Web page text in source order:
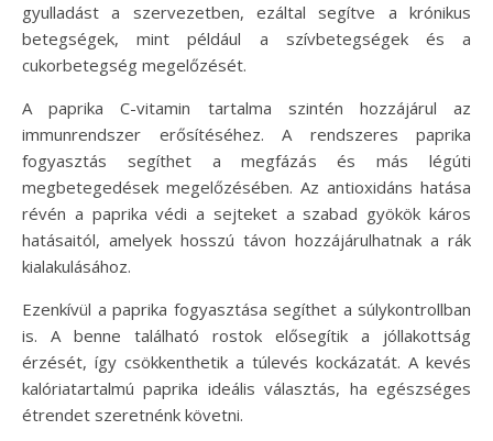
gyulladást a szervezetben, ezáltal segítve a krónikus
betegségek, mint például a szívbetegségek és a
cukorbetegség megelőzését.
A paprika C-vitamin tartalma szintén hozzájárul az
immunrendszer erősítéséhez. A rendszeres paprika
fogyasztás segíthet a megfázás és más légúti
megbetegedések megelőzésében. Az antioxidáns hatása
révén a paprika védi a sejteket a szabad gyökök káros
hatásaitól, amelyek hosszú távon hozzájárulhatnak a rák
kialakulásához.
Ezenkívül a paprika fogyasztása segíthet a súlykontrollban
is. A benne található rostok elősegítik a jóllakottság
érzését, így csökkenthetik a túlevés kockázatát. A kevés
kalóriatartalmú paprika ideális választás, ha egészséges
étrendet szeretnénk követni.